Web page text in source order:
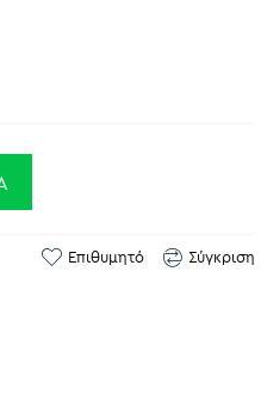
Επιθυμητό Σύγκριση